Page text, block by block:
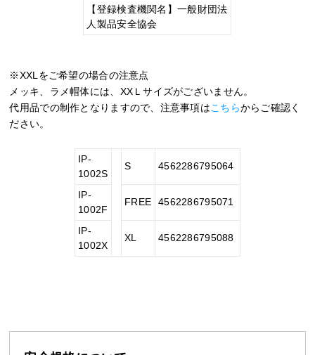
【登録検査機関名】一般財団法
人製品安全協会
※XXLをご希望の場合の注意点
メッキ、ラメ帽体には、XXＬサイズがございません。
代用品での制作となりますので、注意事項はこちらからご確認く
ださい。
IP-
1002S
S 4562286795064
IP-
1002F
FREE 4562286795071
IP-
1002X
XL 4562286795088